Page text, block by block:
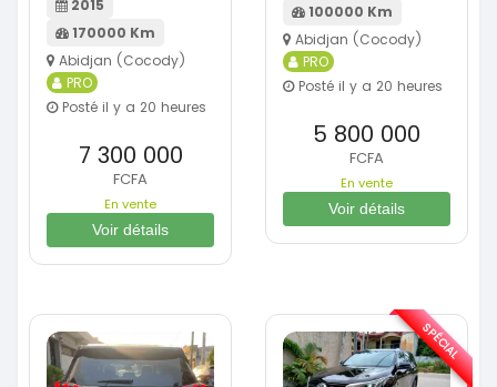
2015
170000 Km
Abidjan (Cocody)
PRO
Posté il y a 20 heures
7 300 000
FCFA
En vente
Voir détails
100000 Km
Abidjan (Cocody)
PRO
Posté il y a 20 heures
5 800 000
FCFA
En vente
Voir détails
SPÉCIAL